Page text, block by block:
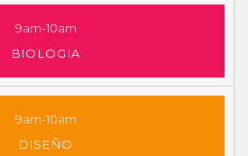
9am-10am
BIOLOGIA
9am-10am
DISEÑO